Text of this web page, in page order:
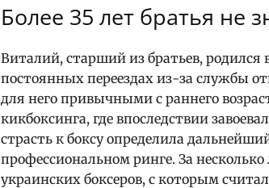
Более 35 лет братья не
Виталий, старший из братьев, родился
постоянных переездах из-за службы
для него привычными с раннего
кикбоксинга, где впоследствии
страсть к боксу определила
профессиональном ринге. За
украинских боксеров, с которым